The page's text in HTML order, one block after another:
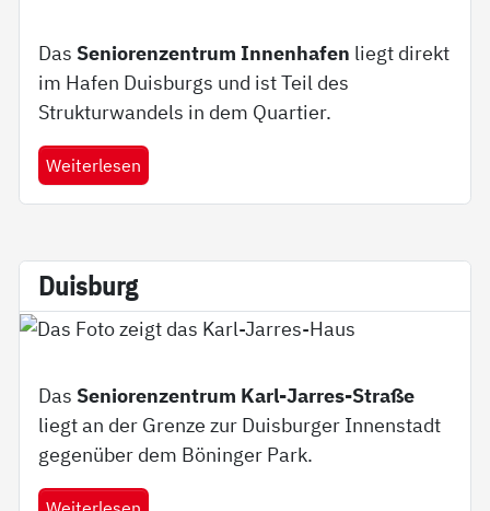
Das Seniorenzentrum Innenhafen liegt direkt
im Hafen Duisburgs und ist Teil des
Strukturwandels in dem Quartier.
Weiterlesen
Duis­burg
Das Seniorenzentrum Karl-Jarres-Straße
liegt an der Grenze zur Duisburger Innenstadt
gegenüber dem Böninger Park.